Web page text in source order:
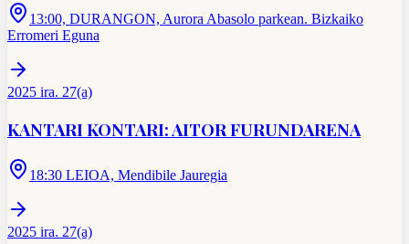
13:00, DURANGON, Aurora Abasolo parkean. Bizkaiko
Erromeri Eguna
2025 ira. 27(a)
KANTARI KONTARI: AITOR FURUNDARENA
18:30 LEIOA, Mendibile Jauregia
2025 ira. 27(a)